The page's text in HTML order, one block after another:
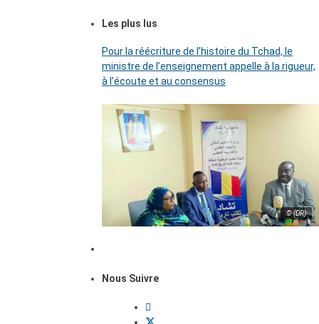
Les plus lus
Pour la réécriture de l’histoire du Tchad, le
ministre de l’enseignement appelle à la rigueur,
à l’écoute et au consensus
© (DR)
Nous Suivre